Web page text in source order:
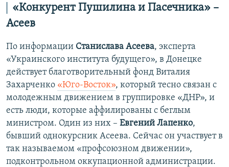
«Конкурент Пушилина и Пасечника» –
Асеев
По информации Станислава Асеева, эксперта
«Украинского института будущего», в Донецке
действует благотворительный фонд Виталия
Захарченко «Юго-Восток», который тесно связан с
молодежным движением в группировке «ДНР», и
есть люди, которые аффилированы с беглым
министром. Один из них – Евгений Лапенко,
бывший однокурсник Асеева. Сейчас он участвует в
так называемом «профсоюзном движении»,
подконтрольном оккупационной администрации.